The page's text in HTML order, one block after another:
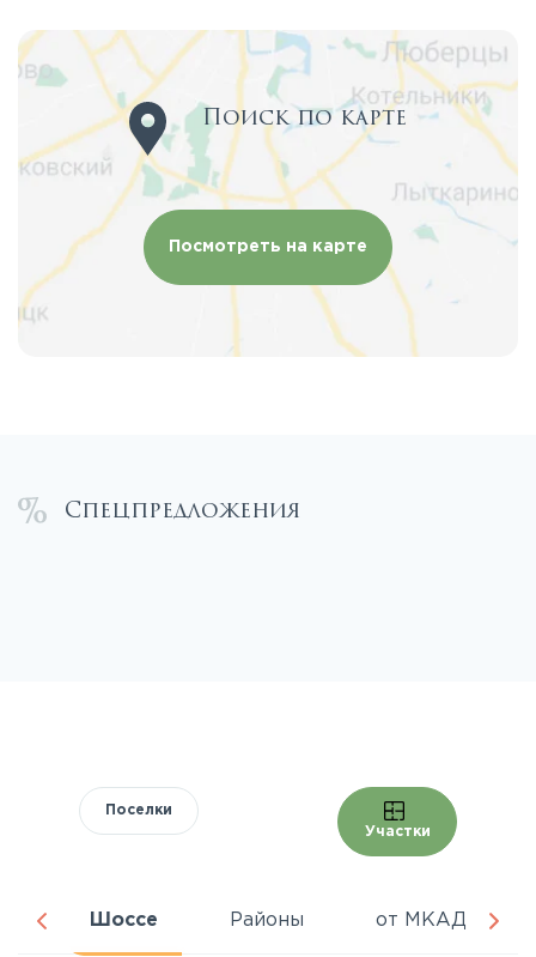
Поиск по карте
Посмотреть на карте
Спецпредложения
Поселки
Участки
Шоссе Районы от МКАД